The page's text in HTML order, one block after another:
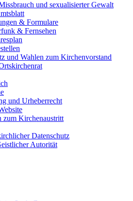
und sexualisierter Gewalt
& Formulare
& Fernsehen
und Wahlen zum Kirchenvorstand
und Urheberrecht
zum Kirchenaustritt
Datenschutz
Autorität